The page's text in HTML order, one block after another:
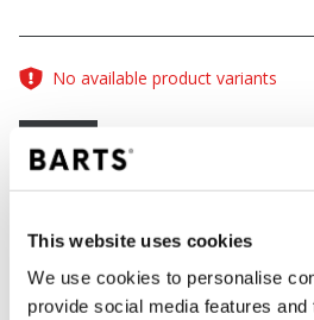
This website uses cookies
We use cookies to personalise
provide social media features
No available product variants
One Size
FARBEdark heather